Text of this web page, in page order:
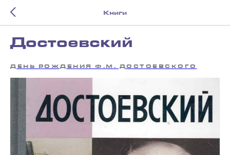
Книги
Достоевский
ДЕНЬ РОЖДЕНИЯ Ф.М. ДОСТОЕВСКОГО